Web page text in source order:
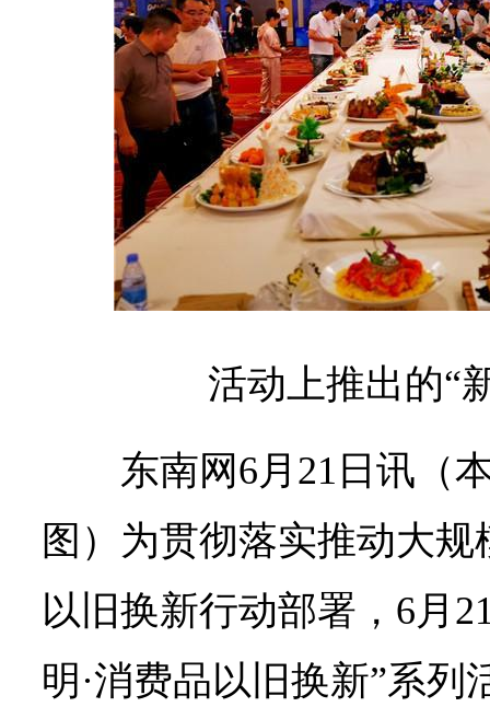
活动上推出的“
东南网6月21日讯（
图）为贯彻落实推动大
以旧换新行动部署，6月
明·消费品以旧换新”系列